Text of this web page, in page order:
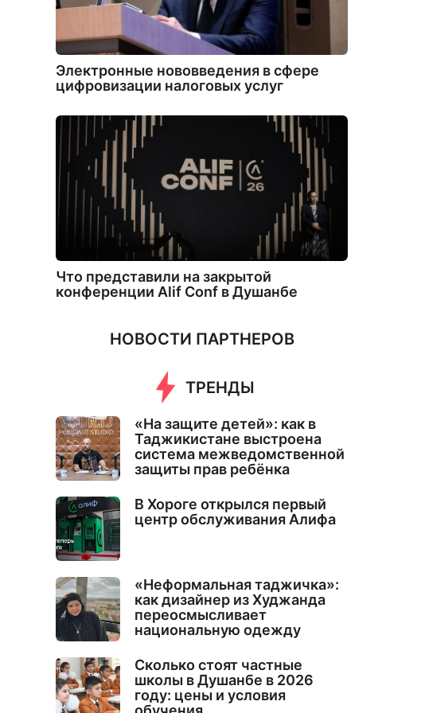
Электронные нововведения в сфере
цифровизации налоговых услуг
Что представили на закрытой
конференции Alif Conf в Душанбе
НОВОСТИ ПАРТНЕРОВ
ТРЕНДЫ
«На защите детей»: как в
Таджикистане выстроена
система межведомственной
защиты прав ребёнка
В Хороге открылся первый
центр обслуживания Алифа
«Неформальная таджичка»:
как дизайнер из Худжанда
переосмысливает
национальную одежду
Сколько стоят частные
школы в Душанбе в 2026
году: цены и условия